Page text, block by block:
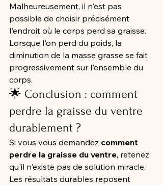
Malheureusement, il n'est pas
possible de choisir précisément
l'endroit où le corps perd sa graisse.
Lorsque l'on perd du poids, la
diminution de la masse grasse se fait
progressivement sur l'ensemble du
corps.
🌟 Conclusion : comment
perdre la graisse du ventre
durablement ?
Si vous vous demandez comment
perdre la graisse du ventre, retenez
qu'il n'existe pas de solution miracle.
Les résultats durables reposent